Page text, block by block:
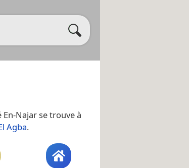
En-Najar se trouve à
Agba.